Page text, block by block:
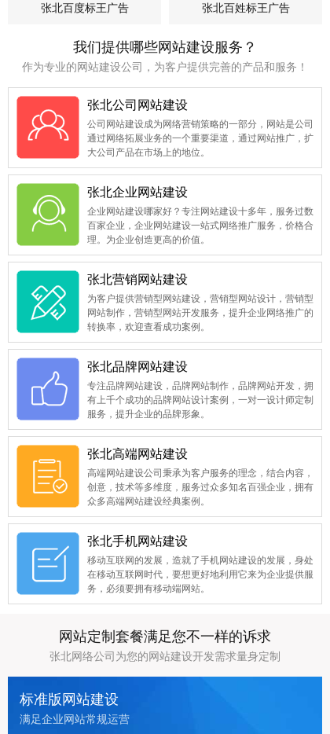
张北百度标王广告 张北百姓标王广告
我们提供哪些网站建设服务？
作为专业的网站建设公司，为客户提供完善的产品和服务！
张北公司网站建设
公司网站建设成为网络营销策略的一部分，网站是公司
通过网络拓展业务的一个重要渠道，通过网站推广，扩
大公司产品在市场上的地位。
张北企业网站建设
企业网站建设哪家好？专注网站建设十多年，服务过数
百家企业，企业网站建设一站式网络推广服务，价格合
理。为企业创造更高的价值。
张北营销网站建设
为客户提供营销型网站建设，营销型网站设计，营销型
网站制作，营销型网站开发服务，提升企业网络推广的
转换率，欢迎查看成功案例。
张北品牌网站建设
专注品牌网站建设，品牌网站制作，品牌网站开发，拥
有上千个成功的品牌网站设计案例，一对一设计师定制
服务，提升企业的品牌形象。
张北高端网站建设
高端网站建设公司秉承为客户服务的理念，结合内容，
创意，技术等多维度，服务过众多知名百强企业，拥有
众多高端网站建设经典案例。
张北手机网站建设
移动互联网的发展，造就了手机网站建设的发展，身处
在移动互联网时代，要想更好地利用它来为企业提供服
务，必须要拥有移动端网站。
网站定制套餐满足您不一样的诉求
张北网络公司为您的网站建设开发需求量身定制
标准版网站建设
满足企业网站常规运营